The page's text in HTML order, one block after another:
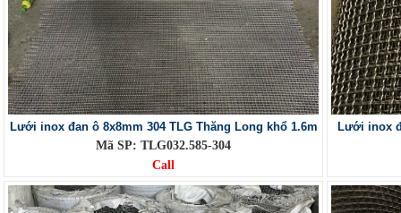
Lưới inox đan ô 8x8mm 304 TLG Thăng Long khổ 1.6m
Mã SP: TLG032.585-304
Call
Lưới inox